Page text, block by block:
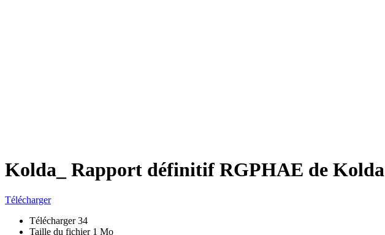
Kolda_ Rapport définitif RGPHAE de Kolda
Télécharger
Télécharger34
Taille du fichier 1 Mo